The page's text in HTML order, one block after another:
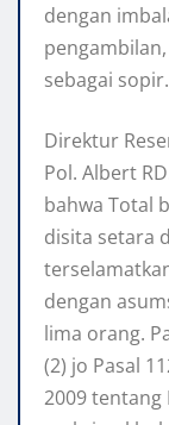
dengan
sebagai sopir.
Direktur
Pol. Albert
bahwa Total
disita setara
dengan
lima orang.
(2) jo Pasal
2009 tentang